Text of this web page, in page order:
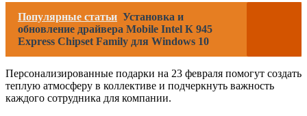
Популярные статьи Установка и
обновление драйвера Mobile Intel К 945
Express Chipset Family для Windows 10
Персонализированные подарки на 23 февраля помогут создать
теплую атмосферу в коллективе и подчеркнуть важность
каждого сотрудника для компании.